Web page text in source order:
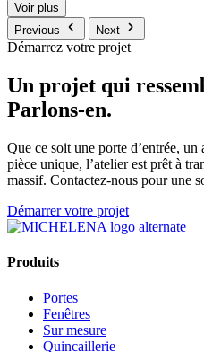
Voir plus
Previous
Next
Démarrez votre projet
Un projet qui
Parlons-en.
Que ce soit une porte d’entrée,
pièce unique, l’atelier est prêt à
massif. Contactez-nous pour une
Démarrer votre projet
Produits
Portes
Fenêtres
Sur mesure
Quincaillerie